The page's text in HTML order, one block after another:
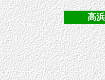
高